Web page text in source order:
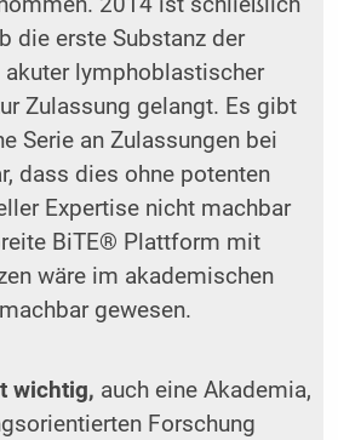
die erste Substanz der
akuter lymphoblastischer
Zulassung gelangt. Es gibt
Serie an Zulassungen bei
dass dies ohne potenten
Expertise nicht machbar
BiTE® Plattform mit
wäre im akademischen
gewesen.
wichtig, auch eine Akademia,
Forschung